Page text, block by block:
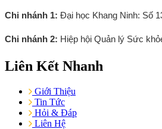
Chi nhánh 1: Đại học Khang Ninh: Số
Chi nhánh 2: Hiệp hội Quản lý Sức
Liên Kết Nhanh
Giới Thiệu
Tin Tức
Hỏi & Đáp
Liên Hệ